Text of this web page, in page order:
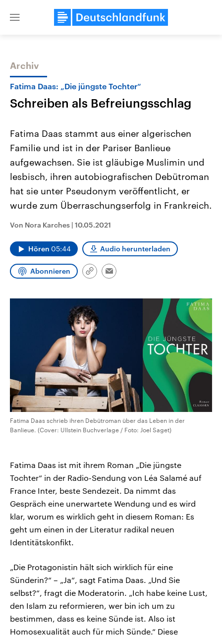
Close
Themen
USA
Aktuelle Beiträge, Analysen und
Hintergründe
Wirtschaftlich und militärisch
gehören die Vereinigten Staaten zu
den mächtigsten Ländern der Erde,
mit großem Einfluss auf das
aktuelle Weltgeschehen.
Nahostkonflikt
Aktuelle Lage und
Der Überfall der
Terrororganisation Hamas
Oktober 2023 auf Israel
Region wieder die
Sendungen Programm Podcasts
Audio-Archiv
Archiv
Fatima Daas: „Die jüngste Tochter“
Schreiben als Befreiungsschlag
Fatima Daas stammt aus einer algerischen
Familie und ist in der Pariser Banlieue
aufgewachsen. Sie ist gläubige Muslimin und
lesbisch, ihren autobiografischen Debütroman
hat sie unter Pseudonym veröffentlicht, er
wurde zum Überraschungserfolg in Frankreich.
Von Nora Karches | 10.05.2021
Hören 05:44 Audio herunterladen
Abonnieren
Link
Email
Fatima Daas schrieb ihren Debütroman über das Leben in der
Banlieue. (Cover: Ullstein Buchverlage / Foto: Joel Saget)
Fatima Daas ist mit ihrem Roman „Die jüngste
Tochter“ in der Radio-Sendung von Léa Salamé auf
France Inter, beste Sendezeit. Da nimmt das
Gespräch eine unerwartete Wendung und es wird
klar, worum es wirklich geht in diesem Roman: Es
geht um einen in der Literatur radikal neuen
Identitätskonfikt.
„Die Protagonistin hält sich wirklich für eine
Sünderin?“ – „Ja“, sagt Fatima Daas. „Und Sie
selbst?“, fragt die Moderatorin. „Ich habe keine Lust,
den Islam zu reformieren, wer bin ich um zu
bestimmen, dass es keine Sünde ist. Also ist
Homosexualität auch für mich Sünde.“ Diese